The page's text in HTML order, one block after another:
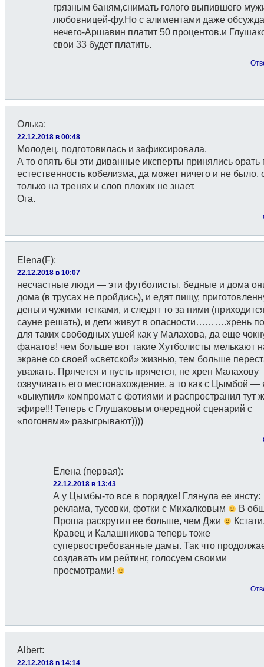
грязным баням,снимать голого выпившего
любовницей-фу.Но с алиментами даже
нечего-Аршавин платит 50 процентов.и
свои 33 будет платить.
Олька:
22.12.2018 в 00:48
Молодец, подготовилась и зафиксировала.
А то опять бы эти диванные иксперты принялись орать
естественность кобелизма, да может ничего и не было,
только на тренях и слов плохих не знает.
Ога.
Elena(F):
22.12.2018 в 10:07
несчастные люди — эти футболисты, бедные и дома
дома (в трусах не пройдись), и едят пищу,
деньги чужими тетками, и следят то за ними
сауне решать), и дети живут в опасности……….хрень
для таких свободных ушей как у Малахова, да еще
фанатов! чем больше вот такие Хутболисты мелькают
экране со своей «светской» жизнью, тем больше
уважать. Прячется и пусть прячется, не хрен Малахову
озвучивать его местонахождение, а то как с Цымбой —
«выкупил» компромат с фотиями и распространил тут
эфире!!! Теперь с Глушаковым очередной сценарий с
«погонями» разыгрывают))))
Елена (первая):
22.12.2018 в 13:43
А у Цымбы-то все в порядке! Глянула ее инсту:
реклама, тусовки, фотки с Михалковым
В
Проша раскрутил ее больше, чем Джи
Кравец и Калашникова теперь тоже
супервостребованные дамы. Так что
создавать им рейтинг, голосуем своими
просмотрами!
Albert:
22.12.2018 в 14:14